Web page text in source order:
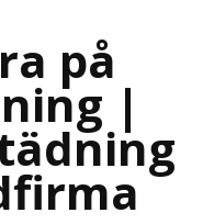
på
|